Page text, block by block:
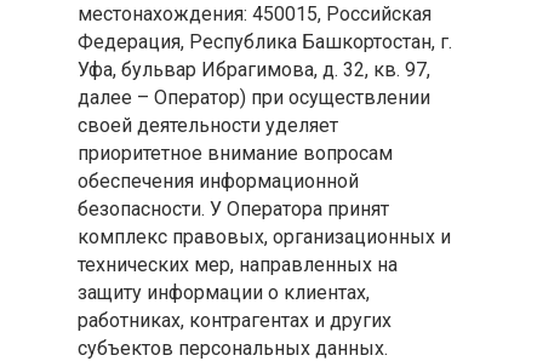
местонахождения: 450015, Российская
Федерация, Республика Башкортостан, г.
Уфа, бульвар Ибрагимова, д. 32, кв. 97,
далее – Оператор) при осуществлении
своей деятельности уделяет
приоритетное внимание вопросам
обеспечения информационной
безопасности. У Оператора принят
комплекс правовых, организационных и
технических мер, направленных на
защиту информации о клиентах,
работниках, контрагентах и других
субъектов персональных данных.